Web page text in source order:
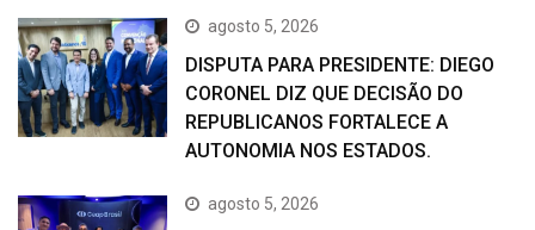
agosto 5, 2026
DISPUTA PARA PRESIDENTE: DIEGO
CORONEL DIZ QUE DECISÃO DO
REPUBLICANOS FORTALECE A
AUTONOMIA NOS ESTADOS.
agosto 5, 2026